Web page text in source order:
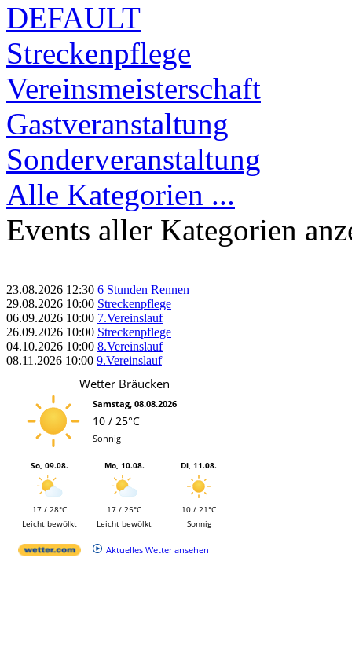
DEFAULT
Streckenpflege
Vereinsmeisterschaft
Gastveranstaltung
Sonderveranstaltung
Alle Kategorien ...
Events aller Kategorien
23.08.2026 12:30 6 Stunden Rennen
29.08.2026 10:00 Streckenpflege
06.09.2026 10:00 7.Vereinslauf
26.09.2026 10:00 Streckenpflege
04.10.2026 10:00 8.Vereinslauf
08.11.2026 10:00 9.Vereinslauf
Wetter Bräucken
Samstag, 08.08.2026
10 / 25°C
Sonnig
So, 09.08.
17 / 28°C
Leicht bewölkt
Mo, 10.08.
17 / 25°C
Leicht bewölkt
Di, 11.08.
10 / 21°C
Sonnig
Aktuelles Wetter ansehen